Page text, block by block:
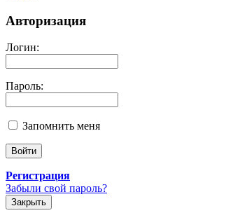
Авторизация
Логин:
Пароль:
Запомнить меня
Регистрация
Забыли свой пароль?
Закрыть